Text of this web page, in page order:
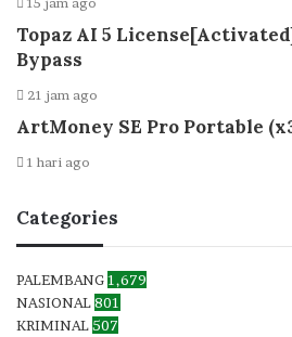
Topaz AI 5
Bypass
21 jam ago
ArtMoney SE Pro Portable
1 hari ago
Categories
PALEMBANG1,679
NASIONAL801
KRIMINAL507